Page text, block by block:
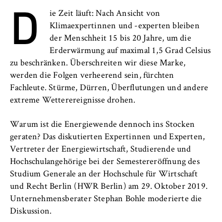
n
B
r
l
i
n
c
h
o
o
l
o
f
E
Veranstaltungen
Personen und Kontakte
Formulare
FB 2 Duales Studium
FB 3 Allgemeine Verwaltung
FB 4 Rechtspflege
FB 5 Polizei und
Sicherheitsmanagement
D
ie Zeit läuft: Nach Ansicht von
Klimaexpertinnen und -experten bleiben
der Menschheit 15 bis 20 Jahre, um die
Erderwärmung auf maximal 1,5 Grad Celsius
zu beschränken. Überschreiten wir diese Marke,
werden die Folgen verheerend sein, fürchten
Fachleute. Stürme, Dürren, Überflutungen und andere
extreme Wetterereignisse drohen.
Warum ist die Energiewende dennoch ins Stocken
geraten? Das diskutierten Expertinnen und Experten,
Vertreter der Energiewirtschaft, Studierende und
Hochschulangehörige bei der Semestereröffnung des
Studium Generale an der Hochschule für Wirtschaft
und Recht Berlin (HWR Berlin) am 29. Oktober 2019.
Unternehmensberater Stephan Bohle moderierte die
Diskussion.
Anbieter:
Betreiber dieser Website
Zweck:
Speichert den Zustimmungsstatus des
Benutzers für Cookies auf der aktuellen
Domäne. Dadurch wird verhindert, dass das
Cookie-Banner bei jedem erneuten Aufruf
der Website wiederholt angezeigt wird.
Cookie Laufzeit:
1 Jahr
TYPO3 Frontend Nutzer
Name:
fe_typo_user